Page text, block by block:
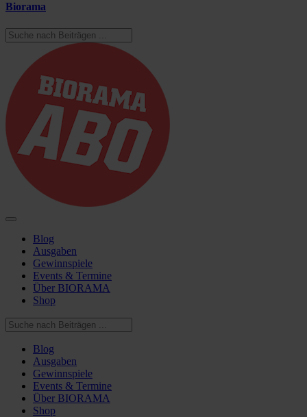
Biorama
Blog
Ausgaben
Gewinnspiele
Events & Termine
Über BIORAMA
Shop
Blog
Ausgaben
Gewinnspiele
Events & Termine
Über BIORAMA
Shop